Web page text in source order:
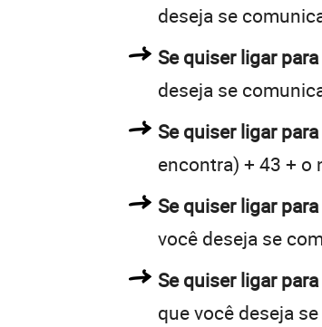
deseja se
Se quiser ligar
deseja se
Se quiser ligar
encontra) + 43 + o
Se quiser ligar
você deseja se
Se quiser ligar
que você deseja